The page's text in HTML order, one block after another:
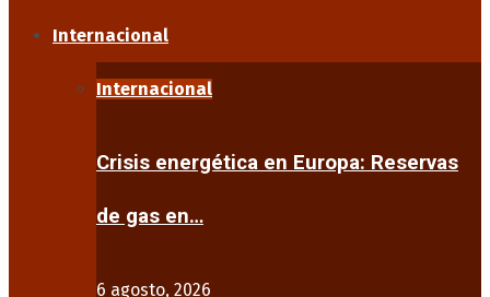
Internacional
Internacional
Crisis energética en Europa: Reservas
de gas en…
6 agosto, 2026